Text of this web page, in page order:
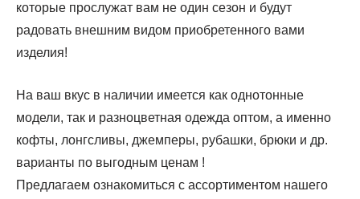
которые прослужат вам не один сезон и будут
радовать внешним видом приобретенного вами
изделия!
На ваш вкус в наличии имеется как однотонные
модели, так и разноцветная одежда оптом, а именно
кофты, лонгсливы, джемперы, рубашки, брюки и др.
варианты по выгодным ценам !
Предлагаем ознакомиться с ассортиментом нашего